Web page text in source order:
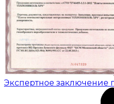
Экспертное заключение